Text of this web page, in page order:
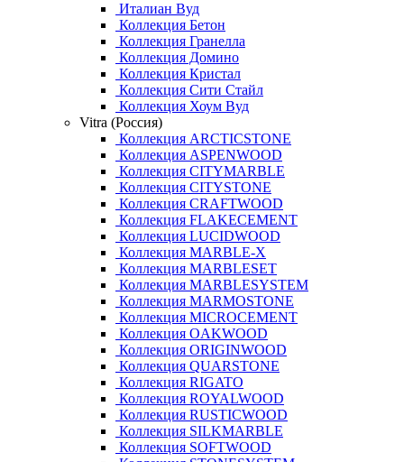
Италиан Вуд
Коллекция Бетон
Коллекция Гранелла
Коллекция Домино
Коллекция Кристал
Коллекция Сити Стайл
Коллекция Хоум Вуд
Vitra (Россия)
Коллекция ARCTICSTONE
Коллекция ASPENWOOD
Коллекция CITYMARBLE
Коллекция CITYSTONE
Коллекция CRAFTWOOD
Коллекция FLAKECEMENT
Коллекция LUCIDWOOD
Коллекция MARBLE-X
Коллекция MARBLESET
Коллекция MARBLESYSTEM
Коллекция MARMOSTONE
Коллекция MICROCEMENT
Коллекция OAKWOOD
Коллекция ORIGINWOOD
Коллекция QUARSTONE
Коллекция RIGATO
Коллекция ROYALWOOD
Коллекция RUSTICWOOD
Коллекция SILKMARBLE
Коллекция SOFTWOOD